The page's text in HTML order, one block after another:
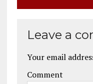
Leave a
Your email
Comment